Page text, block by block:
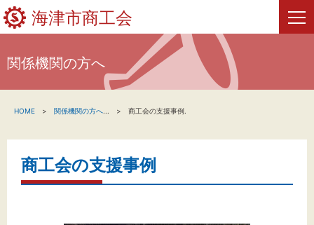
海津市商工会
新着情報
関係機関の方へ
関係機関の方へ
HOME 関係機関の方へ 商工会の支援事例.
商工会の支援事例